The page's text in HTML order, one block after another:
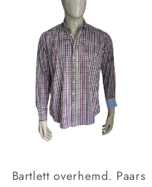
Bartlett overhemd. Paars